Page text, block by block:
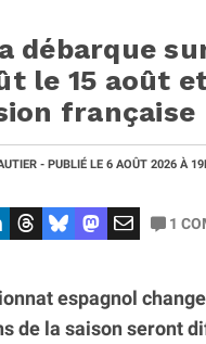
débarque
le 15 août
française
- PUBLIÉ LE 6 AOÛT 2026 À
1
espagnol
de la saison seront